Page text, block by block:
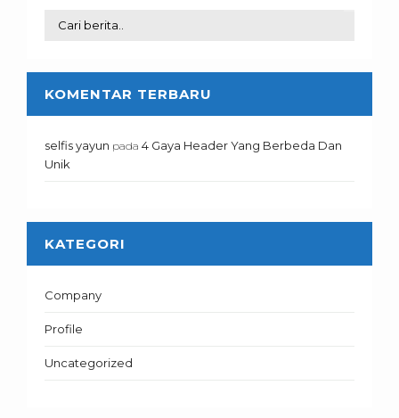
KOMENTAR TERBARU
selfis yayun pada 4 Gaya Header Yang Berbeda Dan
Unik
KATEGORI
Company
Profile
Uncategorized